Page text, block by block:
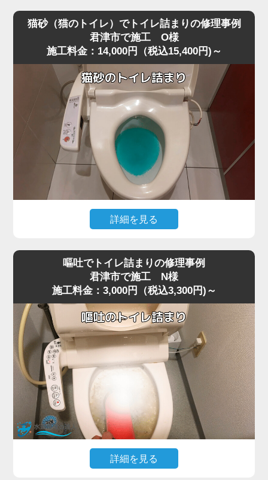
押し流されて一気に通水が回復しました。
作業後は複数回の排水テストも行い、逆流・異音・水位の
異常がないことを確認し、安心して使用できる状態に復
旧。
最後に、再発防止策として「トイレットペーパーは2～3回
に分けて流す」「厚手ペーパーを大量に使わない」など正
しい使い方もお伝えしました。
大量のペーパーによる詰まりは軽度に見えても、便器内部
の奥で固まっていることが多く、高圧ポンプのような専門
機材でないと解消が難しいケースが非常に多いです。
水位が上がったまま下がらなくなり、トイレが完全に詰ま
ってしまったというご相談がありました。
現場を確認すると、便器の奥でシートがしっかりと引っ掛
かり、手前の見える部分ではなくS字奥で固く詰まってい
る状態でした。
最近は「流せる」と書かれたお掃除シートが普及していま
すが、実際にはトイレットペーパーほど水に溶けにくく、
君津市周辺でもシート詰まりのトラブルが増えています。
特に節水型トイレでは水量が少ないため、少し厚めのシー
トでも奥で丸まって団子状に固まりやすく、家庭用のラバ
ーカップではほとんど動かないケースが多いのが特徴で
今回の現場では、業務用の高圧ポンプを使用し、詰まりの
ある深い位置に圧力を段階的にかけて作業を行いました。
数回加圧すると、固まっていたシートの塊が崩れ、排水路
複数回の流しテストでも異常はなく、通常利用できる状態
お掃除シートは「流せる」と表記されていても、実際には
水に溶けず、トラブルの原因になりやすいため、便器に流
さずにゴミ箱へ捨てることが一番安全です。
詰まりや水位の異常が出た場合は無理に流さず、早めにご
相談いただくことをおすすめします。
猫砂（猫のトイレ）でトイレ詰まりの修理事例
君津市で施工 O様
施工料金：14,000円（税込15,400円)～
詳細を見る
引かなくなりトイレが使えなくなったというご相談があり
現場で状況を確認すると、便器の内部で猫砂が固まり、排
水路を完全に塞いでいる状態でした。
最近は「流せる」と書かれた猫砂も販売されていますが、
実際には水に触れると急激に膨張したり、塊になったりす
るため、排水経路の奥で詰まりやすく、君津市周辺でも同
様のトラブルが増えています。
特に節水型トイレでは水量が少ないため、砂の一部が奥で
固まると、ラバーカップや薬剤ではまったく効果が出ない
ケースが多いのが特徴です。
今回の現場では、表面的な処置では改善が見込めないた
め、便器を一度取り外して内部の閉塞箇所に直接アクセス
する方法を選択しました。
便器を脱着し、排水路の奥を確認すると、大きく膨れた猫
嘔吐でトイレ詰まりの修理事例
君津市で施工 N様
施工料金：3,000円（税込3,300円)～
詳細を見る